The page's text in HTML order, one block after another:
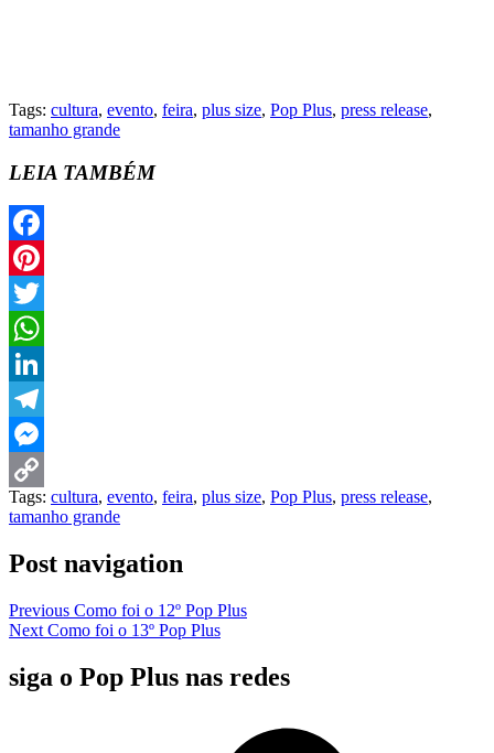
Tags: cultura, evento, feira, plus size, Pop Plus, press release,
tamanho grande
LEIA TAMBÉM
Facebook
Pinterest
Twitter
WhatsApp
LinkedIn
Telegram
Messenger
Copy
Tags: cultura, evento, feira, plus size, Pop Plus, press release,
tamanho grande
Post navigation
Previous Como foi o 12º Pop Plus
Next Como foi o 13º Pop Plus
siga o Pop Plus nas redes